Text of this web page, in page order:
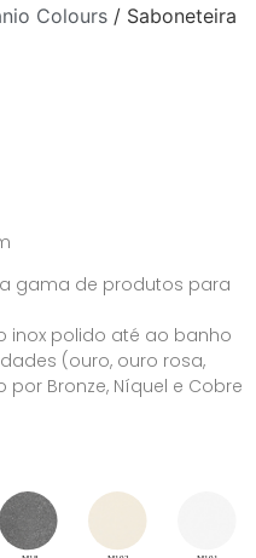
Colours / Saboneteira
gama de produtos para
inox polido até ao banho
(ouro, ouro rosa,
Bronze, Níquel e Cobre